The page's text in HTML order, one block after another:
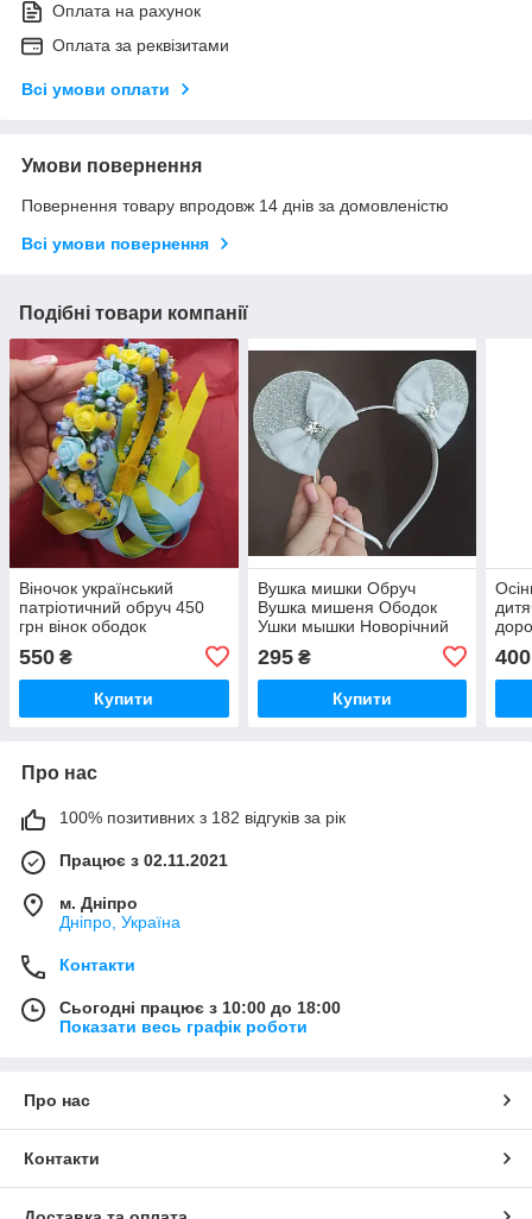
Оплата на рахунок
Оплата за реквізитами
Всі умови оплати
Умови повернення
Повернення товару впродовж 14 днів за домовленістю
Всі умови повернення
Подібні товари компанії
Віночок український
патріотичний обруч 450
грн вінок ободок
550 ₴
Купити
Вушка мишки Обруч
Вушка мишеня Ободок
Ушки мышки Новорічний
обідок з вушками Ушками
Мышка Мышки
295₴
Купити
400
Про нас
100% позитивних з 182 відгуків за рік
Працює з 02.11.2021
м. Дніпро
Дніпро, Україна
Контакти
Сьогодні працює з 10:00 до 18:00
Показати весь графік роботи
Про нас
Контакти